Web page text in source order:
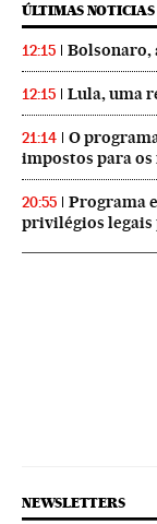
ÚLTIMAS NOTICIAS
12:15 Bolsonaro,
12:15 Lula, uma
21:14
O
impostos para
20:55
Programa
privilégios legais
NEWSLETTERS